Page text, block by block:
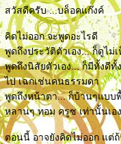
สวัสดีครับ ...บล็อคแก๊งค์
คิดไม่ออก จะพูดอะไรดี
พูดถึงประวัติตัวเอง... ก็ดูไม่
พูดถึงนิสัยตัวเอง... ก็มีทั้งดี
ไป เฉกเช่นคนธรรมดา
พูดถึงหน้าตา... ก็บ้านๆแบบ
หลานๆ ทอม ครูซ เท่านั้นเอ
ตอนนี้ อาจยังคิดไม่ออก แ